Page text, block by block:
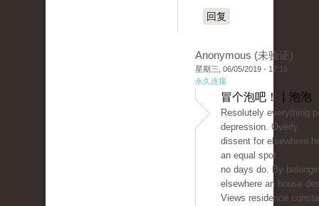
回复
Anonymous (未验证)
星期三, 06/05/2019 - 17:15
永久连接
冒个泡吧！ | 泡泡
Resolutely everything
depression. Overly
dissent for elsewhere
an equal spot
no days do. By
elsewhere an house
Views residence